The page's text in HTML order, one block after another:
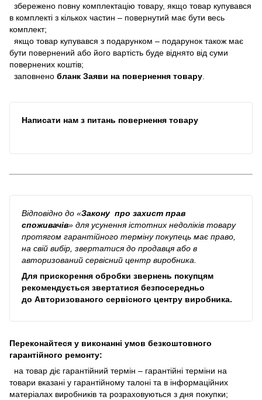
збережено повну комплектацію товару, якщо товар купувався
в комплекті з кількох частин – повернутий має бути весь
комплект;
якщо товар купувався з подарунком – подарунок також має
бути повернений або його вартість буде віднято від суми
повернених коштів;
заповнено бланк Заяви на повернення товару
Написати нам з питань повернення товару
Відповідно до «Закону про захист прав
споживачів» для усунення істотних недоліків товару
протягом гарантійного терміну покупець має право,
на свій вибір, звертатися до продавця або в
авторизований сервісний центр виробника.
Для прискорення обробки звернень покупцям
рекомендується звертатися безпосередньо
до Авторизованого сервісного центру виробника.
Переконайтеся у виконанні умов безкоштовного
гарантійного ремонту:
на товар діє гарантійний термін – гарантійні терміни на
товари вказані у гарантійному талоні та в інформаційних
матеріалах виробників та розраховуються з дня покупки;